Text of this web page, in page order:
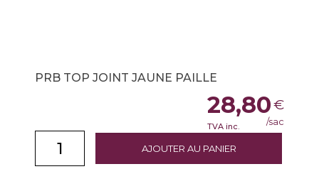
PRB TOP JOINT JAUNE PAILLE
AJOUTER AU PANIER
28,80€
TVA inc. /sac